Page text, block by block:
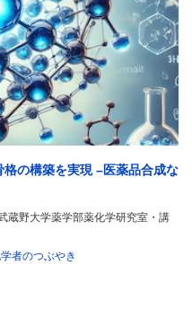
の構築を実現 –医薬品合成な
蔵野大学薬学部薬化学研究室・講
者のつぶやき